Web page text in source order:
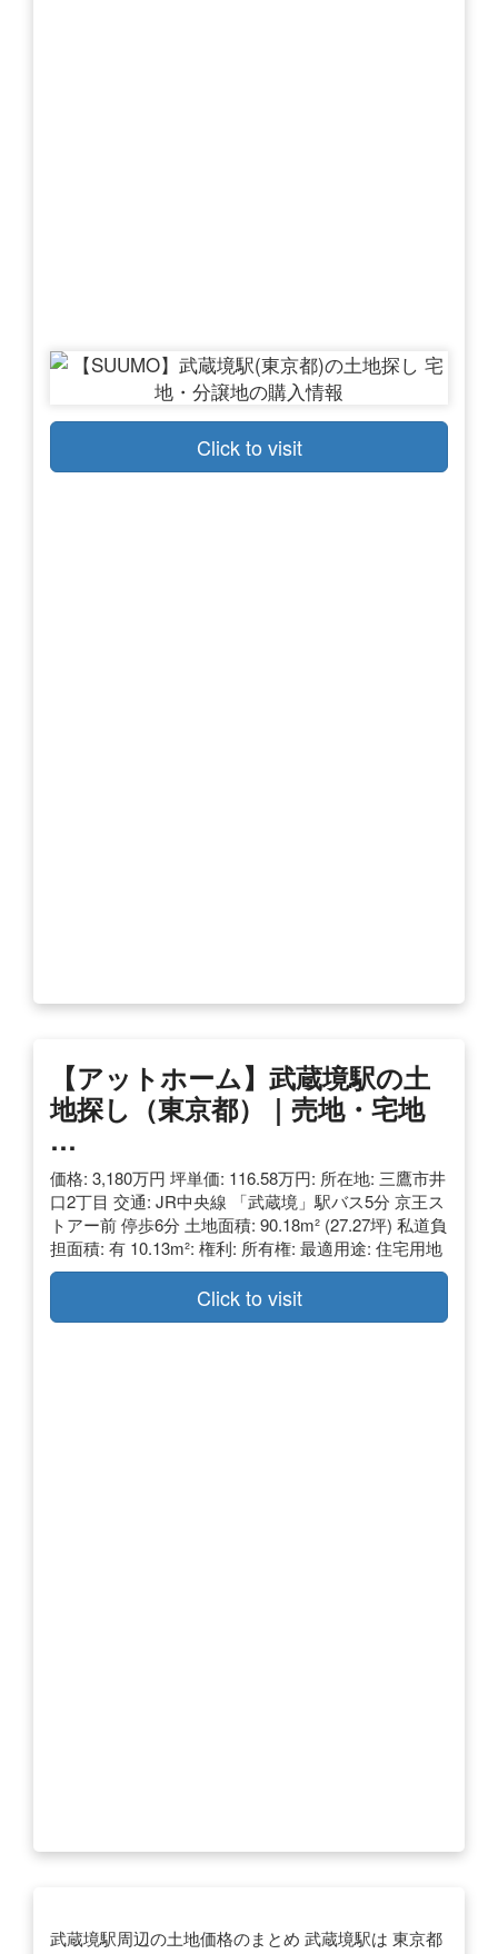
Click to visit
【アットホーム】武蔵境駅の土
地探し（東京都）｜売地・宅地
…
価格: 3,180万円 坪単価: 116.58万円: 所在地: 三鷹市井
口2丁目 交通: JR中央線 「武蔵境」駅バス5分 京王ス
トアー前 停歩6分 土地面積: 90.18m² (27.27坪) 私道負
担面積: 有 10.13m²: 権利: 所有権: 最適用途: 住宅用地
Click to visit
武蔵境駅周辺の土地価格のまとめ 武蔵境駅は 東京都